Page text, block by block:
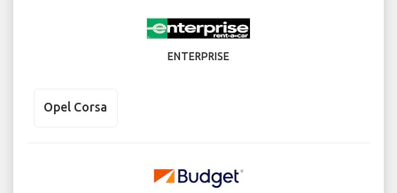
ENTERPRISE
Opel Corsa